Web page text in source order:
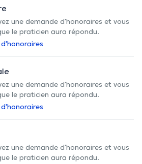
une demande d'honoraires et vous
le praticien aura répondu.
une demande d'honoraires et vous
le praticien aura répondu.
une demande d'honoraires et vous
le praticien aura répondu.